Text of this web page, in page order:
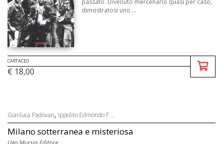
dimostratosi uno ...
CARTACEO
€ 18,00
Gianluca Padovan, Ippolito Edmondo F ...
Milano sotterranea e misteriosa